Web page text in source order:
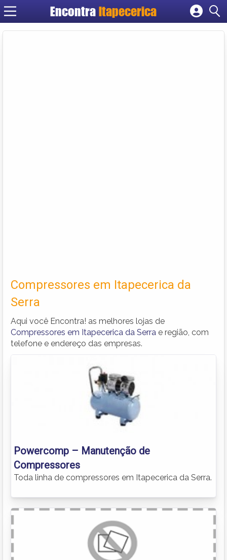
Encontra Itapecerica
Cadastrar empresa
Compressores em Itapecerica da
Serra
Aqui você Encontra! as melhores lojas de
Compressores em Itapecerica da Serra e região, com
telefone e endereço das empresas.
Powercomp – Manutenção de
Compressores
Toda linha de compressores em Itapecerica da Serra.